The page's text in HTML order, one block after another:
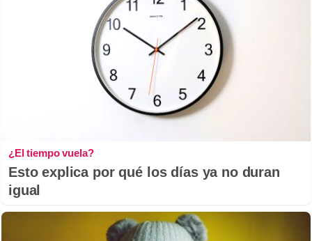
¿El tiempo vuela?
Esto explica por qué los días ya no duran
igual